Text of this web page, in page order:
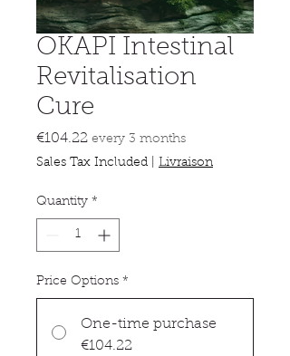
OKAPI Intestinal
Revitalisation
Cure
€104.22Price
every 3 months
Sales Tax Included
Livraison
Quantity *
Price Options *
One-time purchase
€104.22